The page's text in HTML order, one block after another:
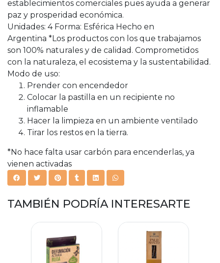
establecimientos comerciales pues ayuda a generar
paz y prosperidad económica.
Unidades: 4 Forma: Esférica Hecho en
Argentina *Los productos con los que trabajamos
son 100% naturales y de calidad. Comprometidos
con la naturaleza, el ecosistema y la sustentabilidad.
Modo de uso:
Prender con encendedor
Colocar la pastilla en un recipiente no
inflamable
Hacer la limpieza en un ambiente ventilado
Tirar los restos en la tierra.
*No hace falta usar carbón para encenderlas, ya
vienen activadas
TAMBIÉN PODRÍA INTERESARTE